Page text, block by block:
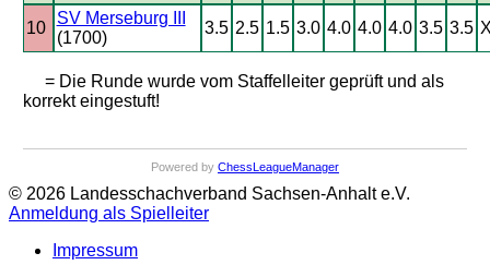
10
SV Merseburg III
(1700)
3.5 2.5 1.5 3.0 4.0 4.0 4.0 3.5 3.5
= Die Runde wurde vom Staffelleiter geprüft und als
korrekt eingestuft!
Powered by ChessLeagueManager
© 2026 Landesschachverband Sachsen-Anhalt e.V.
Anmeldung als Spielleiter
Impressum